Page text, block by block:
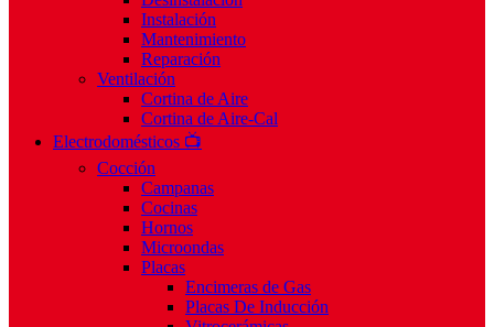
Instalación
Mantenimiento
Reparación
Ventilación
Cortina de Aire
Cortina de Aire-Cal
Electrodomésticos 📺
Cocción
Campanas
Cocinas
Hornos
Microondas
Placas
Encimeras de Gas
Placas De Inducción